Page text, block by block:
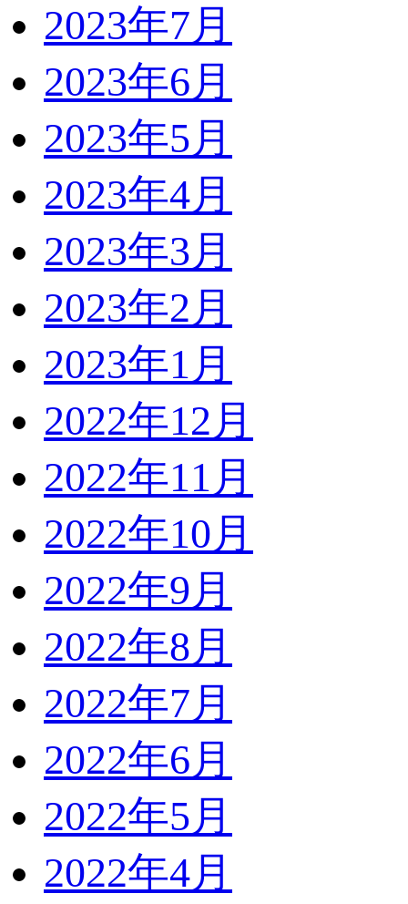
2023年7月
2023年6月
2023年5月
2023年4月
2023年3月
2023年2月
2023年1月
2022年12月
2022年11月
2022年10月
2022年9月
2022年8月
2022年7月
2022年6月
2022年5月
2022年4月